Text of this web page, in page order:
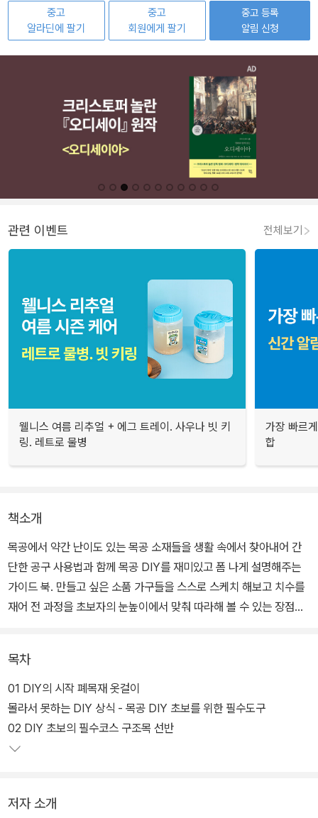
중고
알라딘에 팔기
중고
회원에게 팔기
중고 등록
알림 신청
관련 이벤트 전체보기
웰니스 여름 리추얼 + 에그 트레이. 사우나 빗 키
링. 레트로 물병
가장 빠르
합
책소개
목공에서 약간 난이도 있는 목공 소재들을 생활 속에서 찾아내어 간
단한 공구 사용법과 함께 목공 DIY를 재미있고 폼 나게 설명해주는
가이드 북. 만들고 싶은 소품 가구들을 스스로 스케치 해보고 치수를
재어 전 과정을 초보자의 눈높이에서 맞춰 따라해 볼 수 있는 장점이
꼭 비싼 목재나 철물, 공구 등에 의지하지 않고서도 쉽게 핸드 메이드
할 수 있다는 점이 이 책이 갖는 핵심이며, 특히 집안 분위기와 여러
자투리 공간들과도 잘 어우러지는 가구들을 만들 수 있는 톡톡 튀는
아이디어가 돋보인다.
목차
01 DIY의 시작 폐목재 옷걸이
몰라서 못하는 DIY 상식 - 목공 DIY 초보를 위한 필수도구
02 DIY 초보의 필수코스 구조목 선반
저자 소개